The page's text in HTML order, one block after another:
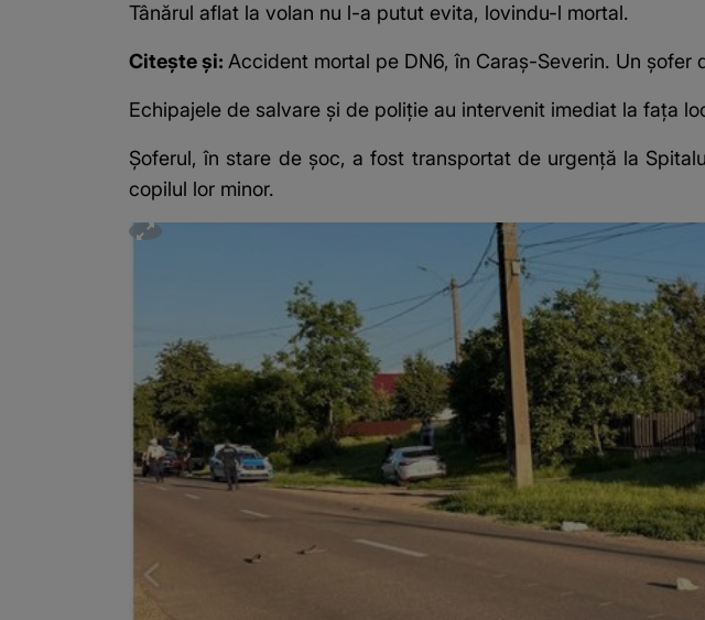
Tânărul aflat la volan nu l-a putut evita, lovindu-l mortal.
Citește și: Accident mortal pe DN6, în Caraș-Severin. Un
Echipajele de salvare și de poliție au intervenit imediat la fața
Șoferul, în stare de șoc, a fost transportat de urgență la
copilul lor minor.